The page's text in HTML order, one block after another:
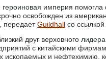
героиновая империя
освобожден из
передаетGuildhall со
друг верховного
с китайскими
ископаемых и нефтехимию,